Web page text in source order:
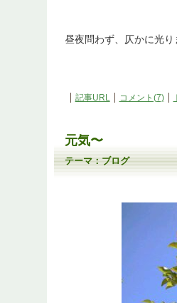
昼夜問わず、仄かに光
記事URL コメント(7)
元気〜
テーマ：ブログ